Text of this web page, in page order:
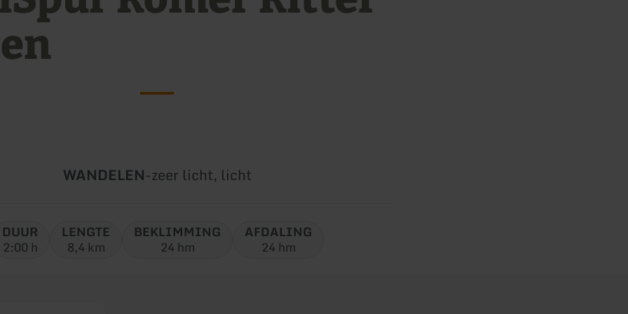
Soort
WANDELEN-Moeilijkheidsgraad:
zeer licht, licht
DUUR
2:00 h
LENGTE
8,4 km
BEKLIMMING
24 hm
AFDALING
24 hm